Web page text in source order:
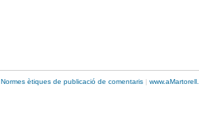
Normes ètiques de publicació de comentaris | www.aMartorell